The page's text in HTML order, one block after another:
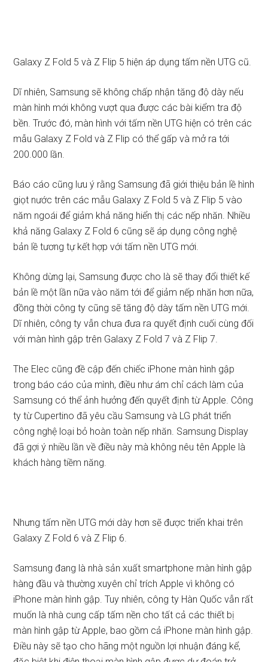
Galaxy Z Fold 5 và Z Flip 5 hiện áp dụng tấm nền UTG cũ.
Dĩ nhiên, Samsung sẽ không chấp nhận tăng độ dày nếu
màn hình mới không vượt qua được các bài kiểm tra độ
bền. Trước đó, màn hình với tấm nền UTG hiện có trên các
mẫu Galaxy Z Fold và Z Flip có thể gấp và mở ra tới
200.000 lần.
Báo cáo cũng lưu ý rằng Samsung đã giới thiệu bản lề hình
giọt nước trên các mẫu Galaxy Z Fold 5 và Z Flip 5 vào
năm ngoái để giảm khả năng hiển thị các nếp nhăn. Nhiều
khả năng Galaxy Z Fold 6 cũng sẽ áp dụng công nghệ
bản lề tương tự kết hợp với tấm nền UTG mới.
Không dừng lại, Samsung được cho là sẽ thay đổi thiết kế
bản lề một lần nữa vào năm tới để giảm nếp nhăn hơn nữa,
đồng thời công ty cũng sẽ tăng độ dày tấm nền UTG mới.
Dĩ nhiên, công ty vẫn chưa đưa ra quyết định cuối cùng đối
với màn hình gập trên Galaxy Z Fold 7 và Z Flip 7.
The Elec cũng đề cập đến chiếc iPhone màn hình gập
trong báo cáo của mình, điều như ám chỉ cách làm của
Samsung có thể ảnh hưởng đến quyết định từ Apple. Công
ty từ Cupertino đã yêu cầu Samsung và LG phát triển
công nghệ loại bỏ hoàn toàn nếp nhăn. Samsung Display
đã gợi ý nhiều lần về điều này mà không nêu tên Apple là
khách hàng tiềm năng.
Nhưng tấm nền UTG mới dày hơn sẽ được triển khai trên
Galaxy Z Fold 6 và Z Flip 6.
Samsung đang là nhà sản xuất smartphone màn hình gập
hàng đầu và thường xuyên chỉ trích Apple vì không có
iPhone màn hình gập. Tuy nhiên, công ty Hàn Quốc vẫn rất
muốn là nhà cung cấp tấm nền cho tất cả các thiết bị
màn hình gập từ Apple, bao gồm cả iPhone màn hình gập.
Điều này sẽ tạo cho hãng một nguồn lợi nhuận đáng kể,